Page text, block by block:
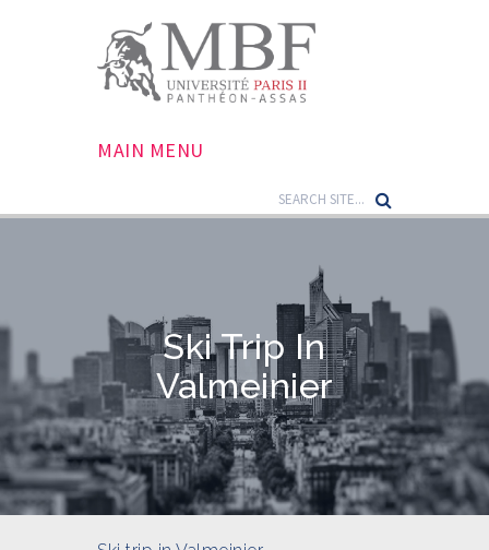
MAIN MENU
Ski Trip In
Valmeinier